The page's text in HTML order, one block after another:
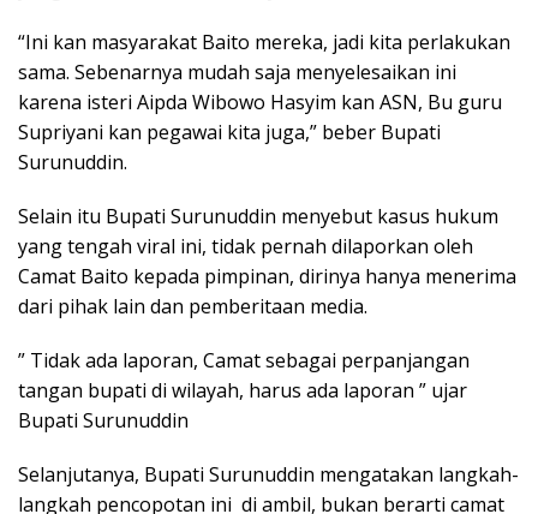
“Ini kan masyarakat Baito mereka, jadi kita perlakukan
sama. Sebenarnya mudah saja menyelesaikan ini
karena isteri Aipda Wibowo Hasyim kan ASN, Bu guru
Supriyani kan pegawai kita juga,” beber Bupati
Surunuddin.
Selain itu Bupati Surunuddin menyebut kasus hukum
yang tengah viral ini, tidak pernah dilaporkan oleh
Camat Baito kepada pimpinan, dirinya hanya menerima
dari pihak lain dan pemberitaan media.
” Tidak ada laporan, Camat sebagai perpanjangan
tangan bupati di wilayah, harus ada laporan ” ujar
Bupati Surunuddin
Selanjutanya, Bupati Surunuddin mengatakan langkah-
langkah pencopotan ini di ambil, bukan berarti camat